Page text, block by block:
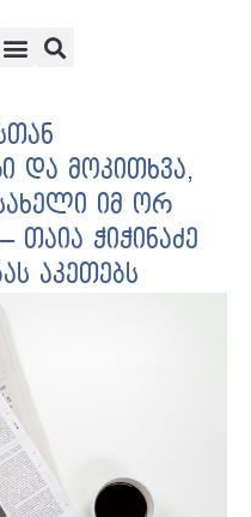
და მოკითხვა,
იმ ორ
თაია ჭიჭინაძე
აკეთებს